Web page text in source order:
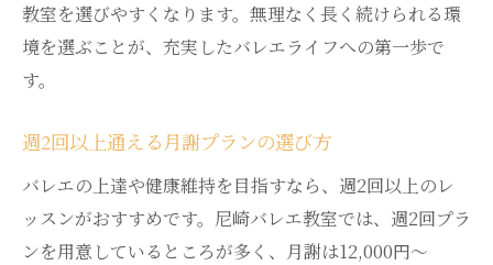
教室を選びやすくなります。無理なく長く続けられる環
境を選ぶことが、充実したバレエライフへの第一歩で
す。
週2回以上通える月謝プランの選び方
バレエの上達や健康維持を目指すなら、週2回以上のレ
ッスンがおすすめです。尼崎バレエ教室では、週2回プラ
ンを用意しているところが多く、月謝は12,000円〜